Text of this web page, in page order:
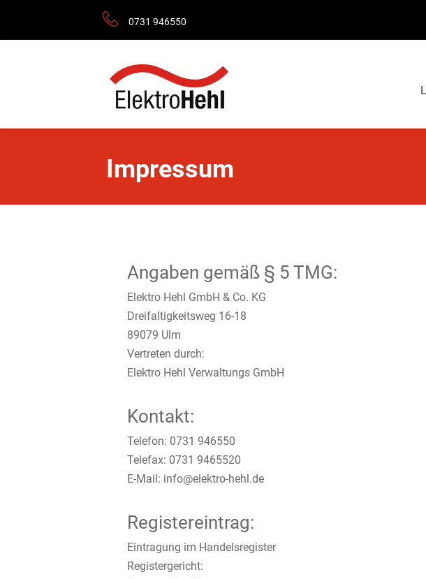
0731 946550
Impressum
Angaben gemäß § 5 TMG:
Elektro Hehl GmbH & Co. KG
Dreifaltigkeitsweg 16-18
89079 Ulm
Vertreten durch:
Elektro Hehl Verwaltungs GmbH
Kontakt:
Telefon: 0731 946550
Telefax: 0731 9465520
E-Mail: info@elektro-hehl.de
Registereintrag:
Eintragung im Handelsregister
Registergericht: